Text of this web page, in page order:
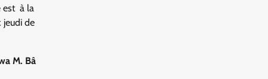
est à la
jeudi de
M. Bâ